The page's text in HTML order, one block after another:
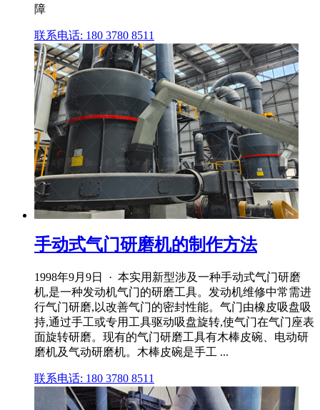
障
联系电话: 180 3780 8511
手动式气门研磨机的制作方法
1998年9月9日 · 本实用新型涉及一种手动式气门研磨
机,是一种发动机气门的研磨工具。发动机维修中常需进
行气门研磨,以改善气门的密封性能。气门由橡皮吸盘吸
持,通过手工或专用工具驱动吸盘旋转,使气门在气门座表
面旋转研磨。现有的气门研磨工具有木棒皮碗、电动研
磨机及气动研磨机。木棒皮碗是手工 ...
联系电话: 180 3780 8511